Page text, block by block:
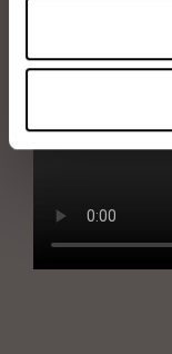
Ensuite, utiliser